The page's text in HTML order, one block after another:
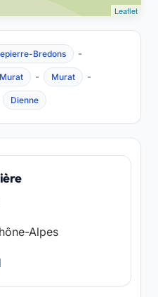
Leaflet
Bredons -
- Murat -
Dienne
Alpes